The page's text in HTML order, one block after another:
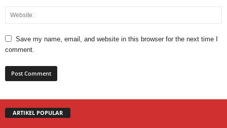
Save my name, email, and website in this browser for the next time I
comment.
ARTIKEL POPULAR